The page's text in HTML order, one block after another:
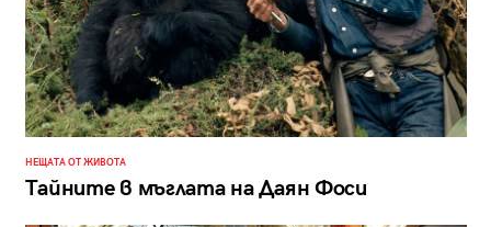
НЕЩАТА ОТ ЖИВОТА
Тайните в мъглата на Даян Фоси